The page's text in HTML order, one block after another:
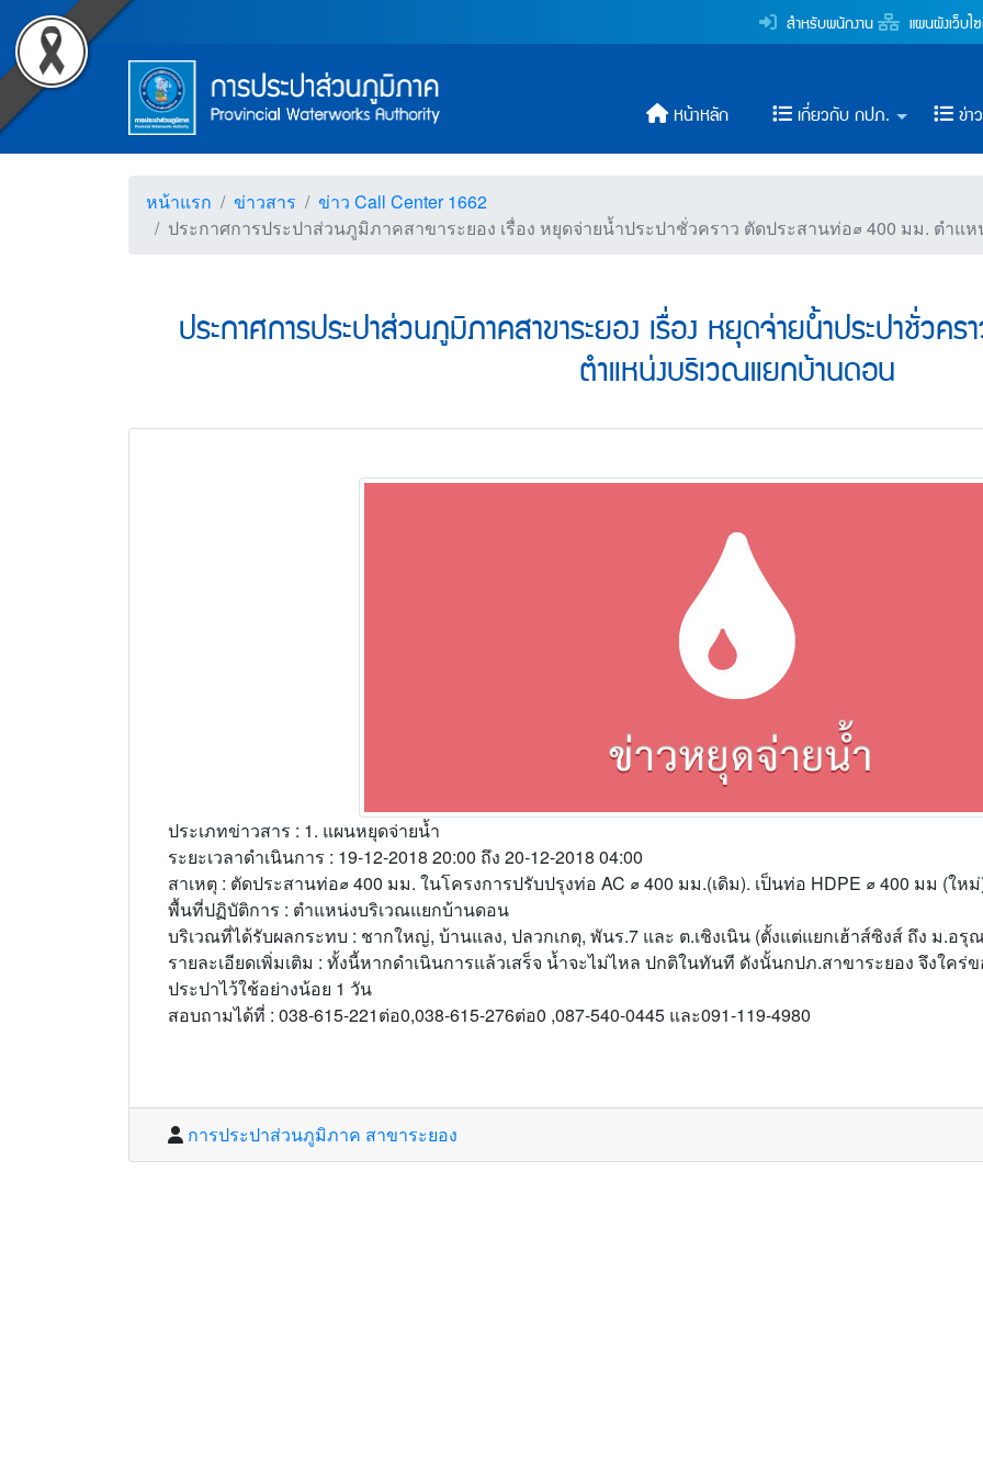
ประกาศการประปาส่วนภูมิภาคสาขาระยอง เรื่อง
ข้ามไปยังเนื้อหา (Skip to content)
ข้ามไปยังเมนู (Skip to menu)
หน้าค้นหาข้อมูลในเว็บไซต์ (Search)
หน้าแผนผังเว็บไซต์ (Sitemap)
ตัวช่วยเหลือการเข้าถึงเว็บไซต์
หน้าหลักหรือโฮมเพจ
หน้าคำถามยอดฮิต
Top Menu สำหรับพนักงาน แผนผังเว็บไ
Main Menuตราสัญลักษณ์ และค่านิยม การประปาส่วนภูมิภาค
หน้าหลัก เกี่ยวกับ กปภ. ข่า
หน้าแรก ข่าวสาร
ข่าว Call Center 1662
ประกาศการประปาส่วนภูมิภาคสาขาระยอง เรื่อง หยุดจ่ายน้ำประปาชั่วคราว ตัดประสานท่อ⌀ 400 มม. ตำแ
ประกาศการประปาส่วนภูมิภาคสาขาระยอง เรื่อง หยุดจ่ายน้ำประปาชั่ว
ตำแหน่งบริเวณแยกบ้านดอน
ประเภทข่าวสาร : 1. แผนหยุดจ่ายน้ำ
ระยะเวลาดำเนินการ : 19-12-2018 20:00 ถึง 20-12-2018 04:00
สาเหตุ : ตัดประสานท่อ⌀ 400 มม. ในโครงการปรับปรุงท่อ AC ⌀ 400 มม.(เดิม). เป็นท่อ HDPE ⌀ 400 มม (ให
พื้นที่ปฏิบัติการ : ตำแหน่งบริเวณแยกบ้านดอน
บริเวณที่ได้รับผลกระทบ : ชากใหญ่, บ้านแลง, ปลวกเกตุ, พันร.7 และ ต.เชิงเนิน (ตั้งแต่แยกเฮ้าส์ซิงส์ ถึง ม.อรุ
รายละเอียดเพิ่มเติม : ทั้งนี้หากดำเนินการแล้วเสร็จ น้ำจะไม่ไหล ปกติในทันที ดังนั้นกปภ.สาขาระยอง จึงใค
ประปาไว้ใช้อย่างน้อย 1 วัน
สอบถามได้ที่ : 038-615-221ต่อ0,038-615-276ต่อ0 ,087-540-0445 และ091-119-4980
การประปาส่วนภูมิภาค สาขาระยอง